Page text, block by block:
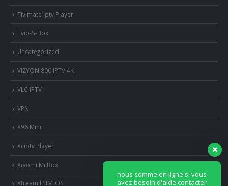
Tivimate iptv Player
Tvip-S-Box
Uncategorized
VIZYON 800 IPTV 4K
VLC IPTV
VPN
X96 Mini
Xciptv Player
Xiaomi Mi Box
Xtream IPTV iOS
nous somme en ligne si vous
avez besoin d'aide contacter